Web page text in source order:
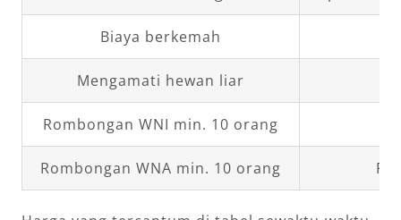
Biaya berkemah
Mengamati hewan liar
Rombongan WNI min. 10 orang
Rombongan WNA min. 10 orang